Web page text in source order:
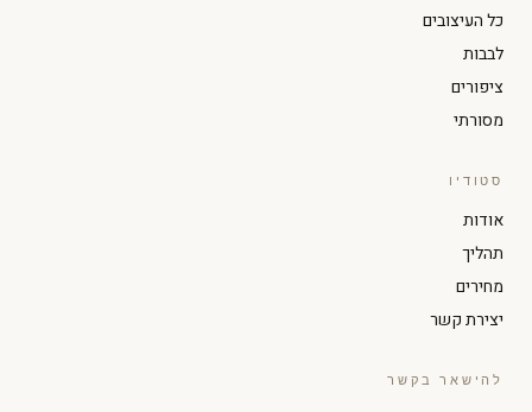
כל העיצובים
לבבות
ציפורים
מסורתי
סטודיו
אודות
תהליך
מחירים
יצירת קשר
להישאר בקשר